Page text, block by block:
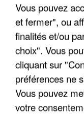
LES
FRANCE
Vous pouvez
et fermer", ou
finalités et/ou
choix". Vous
cliquant sur
préférences ne
Vous pouvez
votre